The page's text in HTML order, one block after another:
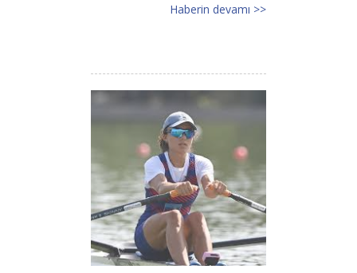
Haberin devamı >>